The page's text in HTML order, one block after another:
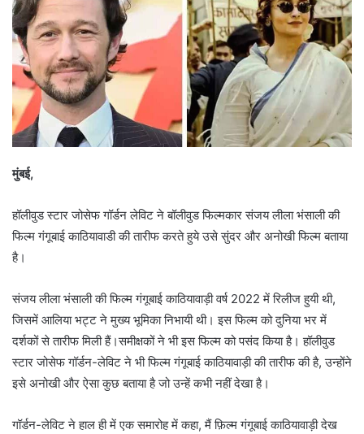
मुंबई,
हॉलीवुड स्टार जोसेफ गॉर्डन लेविट ने बॉलीवुड फिल्मकार संजय लीला भंसाली की
फिल्म गंगूबाई काठियावाडी की तारीफ करते हुये उसे सुंदर और अनोखी फिल्म बताया
है।
संजय लीला भंसाली की फिल्म गंगूबाई काठियावाड़ी वर्ष 2022 में रिलीज हुयी थी,
जिसमें आलिया भट्ट ने मुख्य भूमिका निभायी थी। इस फिल्म को दुनिया भर में
दर्शकों से तारीफ मिली हैं।समीक्षकों ने भी इस फिल्म को पसंद किया है। हॉलीवुड
स्टार जोसेफ गॉर्डन-लेविट ने भी फिल्म गंगूबाई काठियावाड़ी की तारीफ की है, उन्होंने
इसे अनोखी और ऐसा कुछ बताया है जो उन्हें कभी नहीं देखा है।
गॉर्डन-लेविट ने हाल ही में एक समारोह में कहा, मैं फ़िल्म गंगूबाई काठियावाड़ी देख